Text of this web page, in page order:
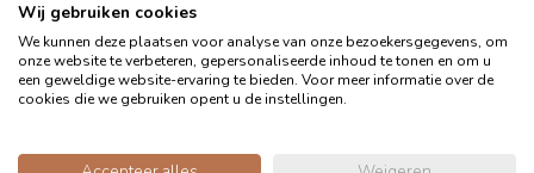
Wij gebruiken cookies
We kunnen deze plaatsen voor analyse van onze bezoekersgegevens, om
onze website te verbeteren, gepersonaliseerde inhoud te tonen en om u
een geweldige website-ervaring te bieden. Voor meer informatie over de
cookies die we gebruiken opent u de instellingen.